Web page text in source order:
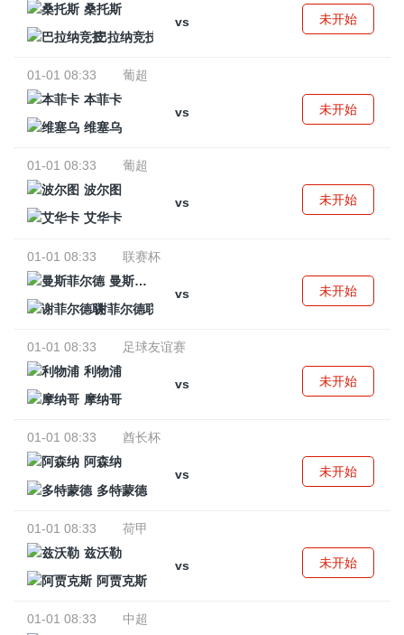
桑托斯
vs
巴拉纳竞技
未开始
01-01 08:33
葡超
本菲卡
vs
维塞乌
未开始
01-01 08:33
葡超
波尔图
vs
艾华卡
未开始
01-01 08:33
联赛杯
曼斯菲尔德
vs
谢菲尔德联
未开始
01-01 08:33
足球友谊赛
利物浦
vs
摩纳哥
未开始
01-01 08:33
酋长杯
阿森纳
vs
多特蒙德
未开始
01-01 08:33
荷甲
兹沃勒
vs
阿贾克斯
未开始
01-01 08:33
中超